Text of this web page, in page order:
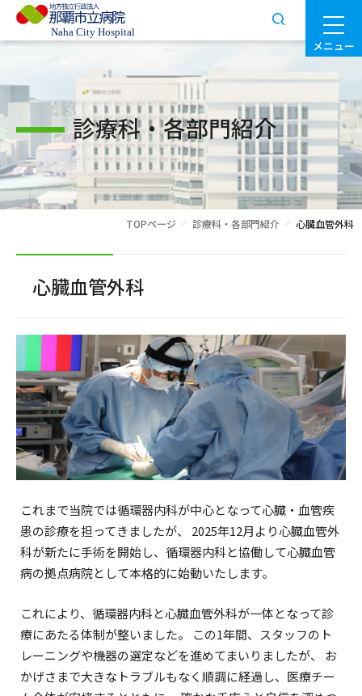
メニュー
診療科・各部門紹介
TOPページ 診療科・各部門紹介 心臓血管外科
心臓血管外科
これまで当院では循環器内科が中心となって心臓・血管疾
患の診療を担ってきましたが、 2025年12月より心臓血管外
科が新たに手術を開始し、循環器内科と協働して心臓血管
病の拠点病院として本格的に始動いたします。
これにより、循環器内科と心臓血管外科が一体となって診
療にあたる体制が整いました。 この1年間、スタッフのト
レーニングや機器の選定などを進めてまいりましたが、 お
かげさまで大きなトラブルもなく順調に経過し、医療チー